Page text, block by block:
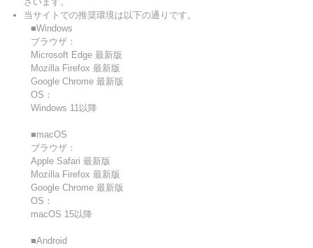
当サイトでの推奨環境は以下の通りです。
■Windows
ブラウザ：
Microsoft Edge 最新版
Mozilla Firefox 最新版
Google Chrome 最新版
OS：
Windows 11以降
■macOS
ブラウザ：
Apple Safari 最新版
Mozilla Firefox 最新版
Google Chrome 最新版
OS：
macOS 15以降
■Android